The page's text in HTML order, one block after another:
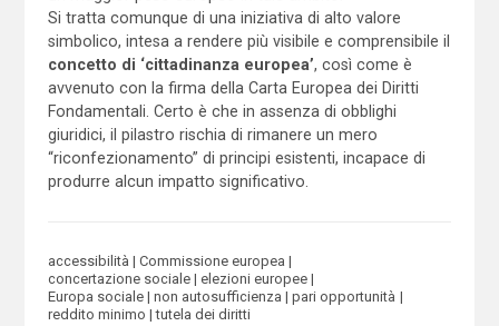
Si tratta comunque di una iniziativa di alto valore
simbolico, intesa a rendere più visibile e comprensibile il
concetto di ‘cittadinanza europea’, così come è
avvenuto con la firma della Carta Europea dei Diritti
Fondamentali. Certo è che in assenza di obblighi
giuridici, il pilastro rischia di rimanere un mero
“riconfezionamento” di principi esistenti, incapace di
produrre alcun impatto significativo.
accessibilità
Commissione europea
concertazione sociale
elezioni europee
Europa sociale
non autosufficienza
pari opportunità
reddito minimo
tutela dei diritti